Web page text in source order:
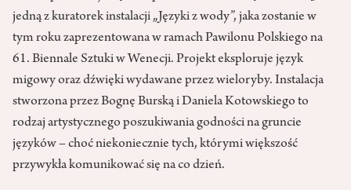
jedną z kuratorek instalacji „Języki z wody”, jaka zostanie w
tym roku zaprezentowana w ramach Pawilonu Polskiego na
61. Biennale Sztuki w Wenecji. Projekt eksploruje język
migowy oraz dźwięki wydawane przez wieloryby. Instalacja
stworzona przez Bognę Burską i Daniela Kotowskiego to
rodzaj artystycznego poszukiwania godności na gruncie
języków – choć niekoniecznie tych, którymi większość
przywykła komunikować się na co dzień.